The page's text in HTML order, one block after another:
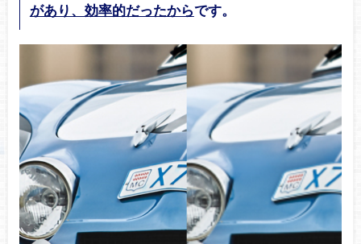
があり、効率的だったからです。